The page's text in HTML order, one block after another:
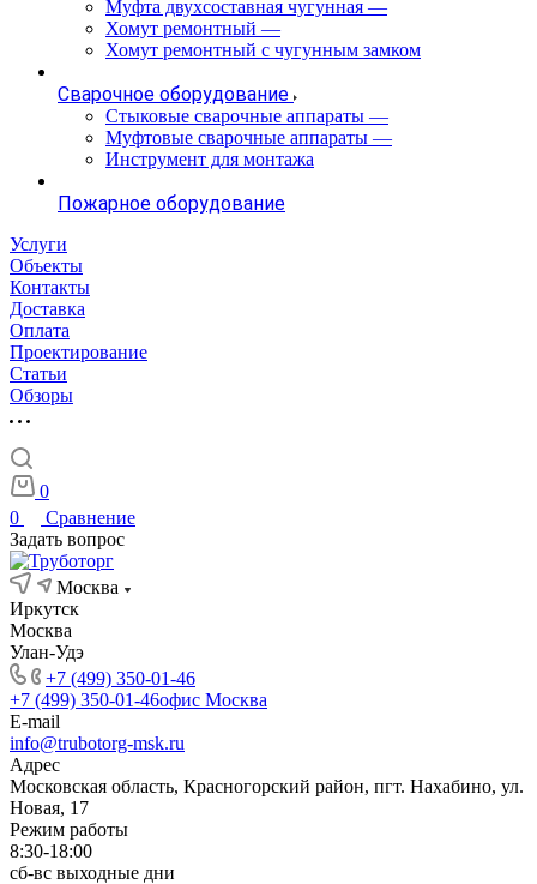
Муфта двухсоставная чугунная —
Хомут ремонтный —
Хомут ремонтный с чугунным замком
Сварочное оборудование
Стыковые сварочные аппараты —
Муфтовые сварочные аппараты —
Инструмент для монтажа
Пожарное оборудование
Услуги
Объекты
Контакты
Доставка
Оплата
Проектирование
Статьи
Обзоры
0
0
Сравнение
Задать вопрос
Москва
Иркутск
Москва
Улан-Удэ
+7 (499) 350-01-46
+7 (499) 350-01-46офис Москва
E-mail
info@trubotorg-msk.ru
Адрес
Московская область, Красногорский район, пгт. Нахабино, ул.
Новая, 17
Режим работы
8:30-18:00
сб-вс выходные дни